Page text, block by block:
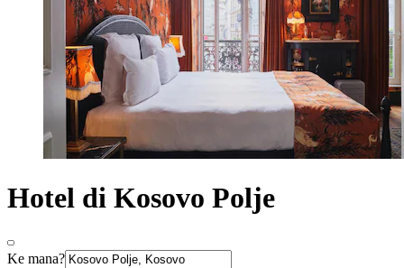
Hotel di Kosovo Polje
Ke mana?